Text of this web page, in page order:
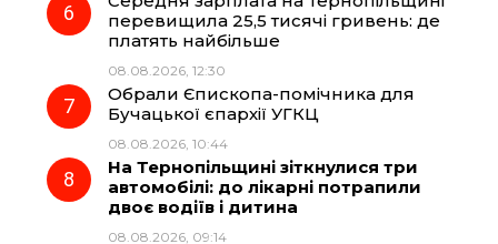
перевищила 25,5 тисячі гривень: де
платять найбільше
08.08.2026, 12:30
Обрали Єпископа-помічника для
Бучацької єпархії УГКЦ
08.08.2026, 10:44
На Тернопільщині зіткнулися три
автомобілі: до лікарні потрапили
двоє водіїв і дитина
08.08.2026, 09:14